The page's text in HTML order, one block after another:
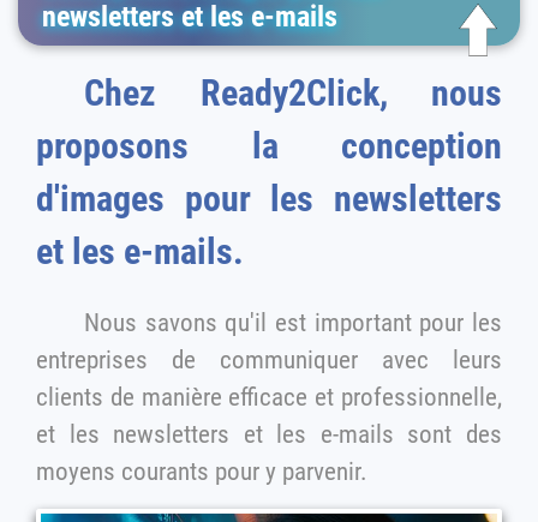
newsletters et les e-mails
Chez Ready2Click, nous
proposons la conception
d'images pour les newsletters
et les e-mails.
Nous savons qu'il est important pour les
entreprises de communiquer avec leurs
clients de manière efficace et professionnelle,
et les newsletters et les e-mails sont des
moyens courants pour y parvenir.